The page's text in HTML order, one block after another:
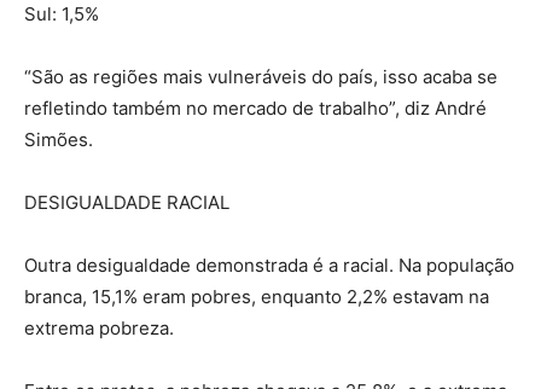
Sul: 1,5%
“São as regiões mais vulneráveis do país, isso acaba se
refletindo também no mercado de trabalho”, diz André
Simões.
DESIGUALDADE RACIAL
Outra desigualdade demonstrada é a racial. Na população
branca, 15,1% eram pobres, enquanto 2,2% estavam na
extrema pobreza.